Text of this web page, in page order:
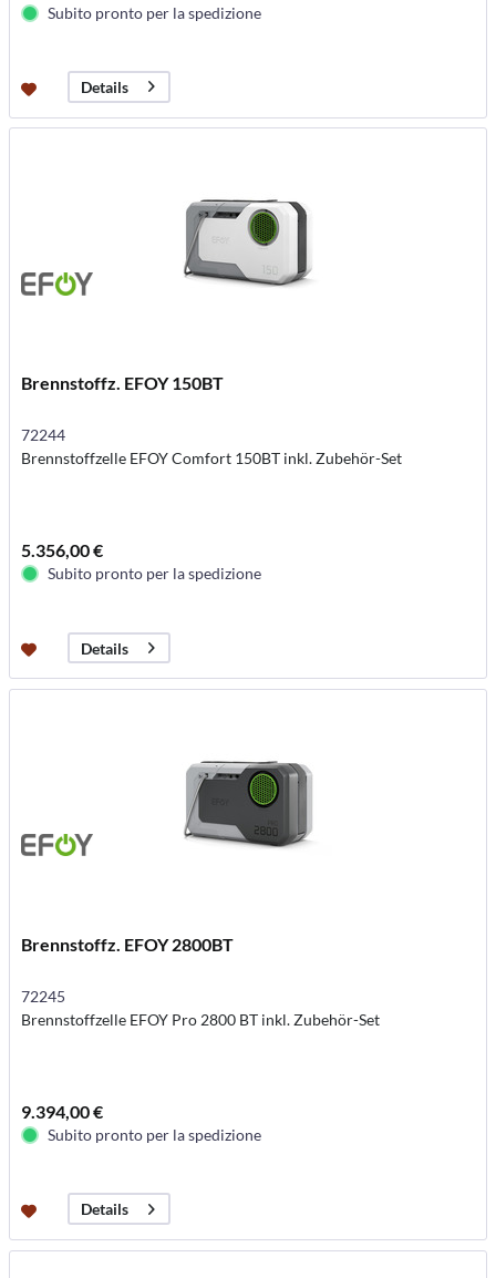
Subito pronto per la spedizione
Details
Brennstoffz. EFOY 150BT
72244
Brennstoffzelle EFOY Comfort 150BT inkl. Zubehör-Set
5.356,00 €
Subito pronto per la spedizione
Details
Brennstoffz. EFOY 2800BT
72245
Brennstoffzelle EFOY Pro 2800 BT inkl. Zubehör-Set
9.394,00 €
Subito pronto per la spedizione
Details